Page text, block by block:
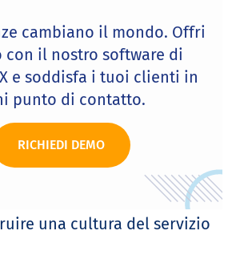
cambiano il mondo. Offri
con il nostro software di
e soddisfa i tuoi clienti in
punto di contatto.
RICHIEDI DEMO
una cultura del servizio